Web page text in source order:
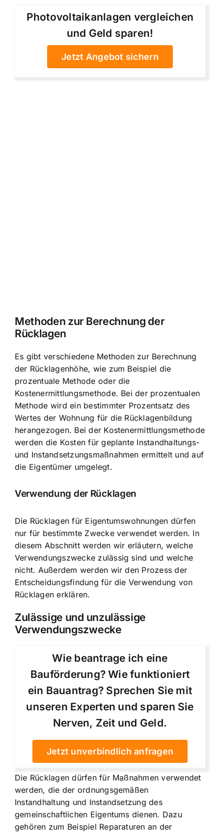
Photovoltaikanlagen vergleichen
und Geld sparen!
Jetzt Angebot sichern
Methoden zur Berechnung der
Rücklagen
Es gibt verschiedene Methoden zur Berechnung
der Rücklagenhöhe, wie zum Beispiel die
prozentuale Methode oder die
Kostenermittlungsmethode. Bei der prozentualen
Methode wird ein bestimmter Prozentsatz des
Wertes der Wohnung für die Rücklagenbildung
herangezogen. Bei der Kostenermittlungsmethode
werden die Kosten für geplante Instandhaltungs-
und Instandsetzungsmaßnahmen ermittelt und auf
die Eigentümer umgelegt.
Verwendung der Rücklagen
Die Rücklagen für Eigentumswohnungen dürfen
nur für bestimmte Zwecke verwendet werden. In
diesem Abschnitt werden wir erläutern, welche
Verwendungszwecke zulässig sind und welche
nicht. Außerdem werden wir den Prozess der
Entscheidungsfindung für die Verwendung von
Rücklagen erklären.
Zulässige und unzulässige
Verwendungszwecke
Wie beantrage ich eine
Bauförderung? Wie funktioniert
ein Bauantrag? Sprechen Sie mit
unseren Experten und sparen Sie
Nerven, Zeit und Geld.
Jetzt unverbindlich anfragen
Die Rücklagen dürfen für Maßnahmen verwendet
werden, die der ordnungsgemäßen
Instandhaltung und Instandsetzung des
gemeinschaftlichen Eigentums dienen. Dazu
gehören zum Beispiel Reparaturen an der